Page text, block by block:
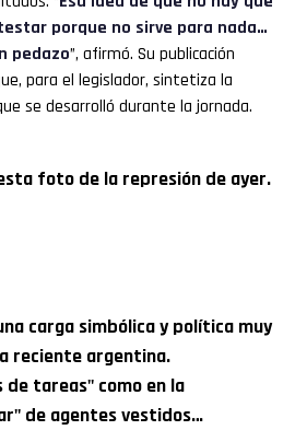
porque no sirve para nada…
pedazo”, afirmó. Su publicación
para el legislador, sintetiza la
se desarrolló durante la jornada.
foto de la represión de ayer.
carga simbólica y política muy
reciente argentina.
tareas" como en la
de agentes vestidos…